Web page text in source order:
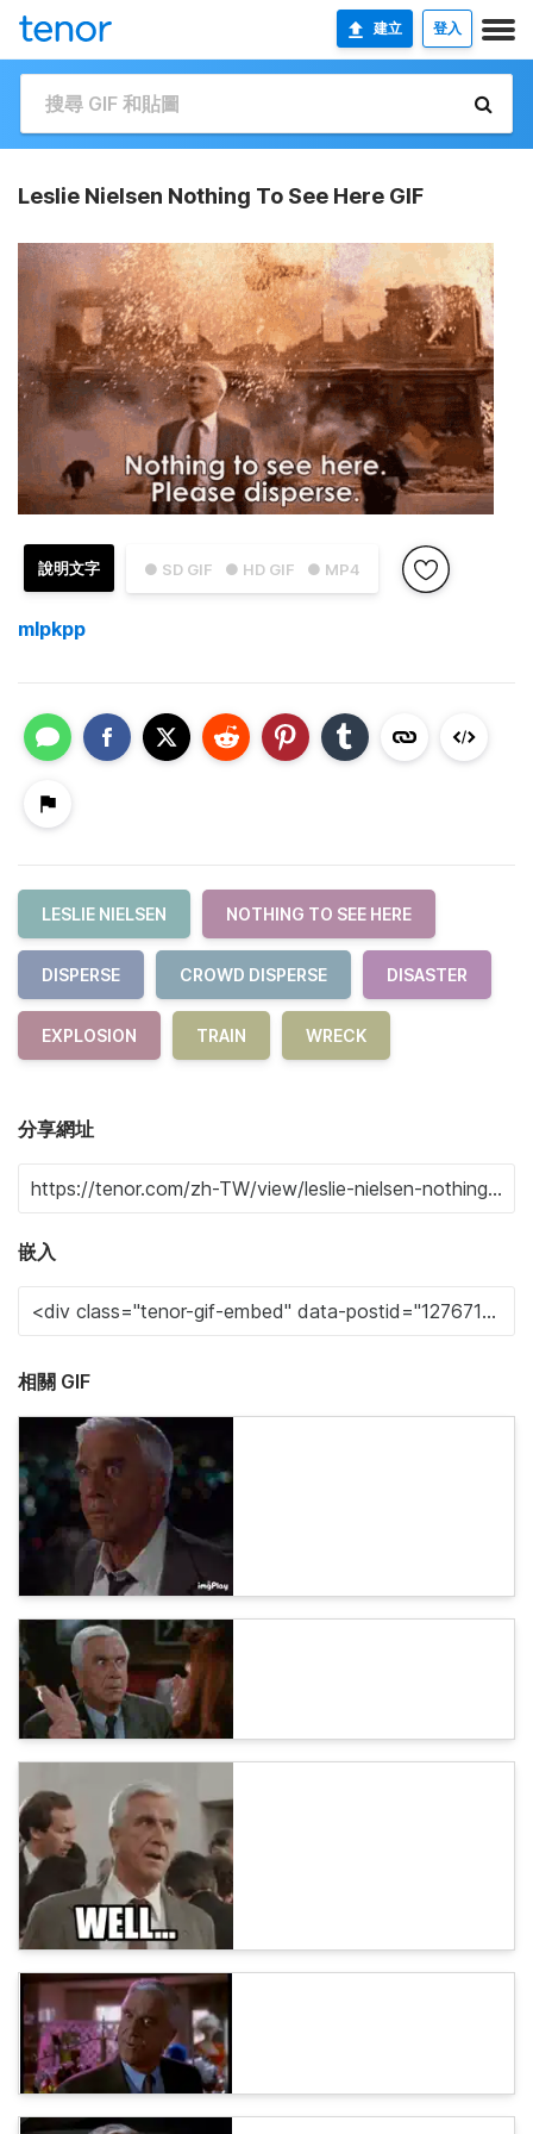
建立 登入
Leslie Nielsen Nothing To See Here GIF
● SD GIF ● HD GIF ● MP4
說明文字
mlpkpp
LESLIE NIELSEN NOTHING TO SEE HERE
DISPERSE CROWD DISPERSE DISASTER
EXPLOSION TRAIN WRECK
分享網址
嵌入
相關 GIF